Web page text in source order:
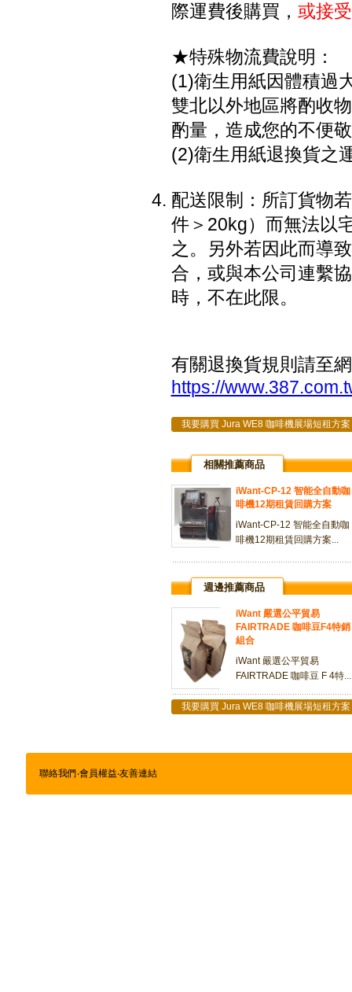
際運費後購買， 或接
★特殊物流費說明：
(1)衛生用紙因體積過
雙北以外地區將酌收
酌量，造成您的不便
(2)衛生用紙退換貨之
配送限制：所訂貨物
件＞20kg）而無法以
之。另外若因此而導
合，或與本公司連繫
時，不在此限。
有關退換貨規則請至
https://
我要購買 Jura WE8 咖啡機展場短租方案
相關推薦商品
iWant-CP-12 智能全自動咖
啡機12期租賃回購方案
iWant-CP-12 智能全自動咖
啡機12期租賃回購方案...
週邊推薦商品
iWant 嚴選公平貿易
FAIRTRADE 咖啡豆F4特銷
組合
iWant 嚴選公平貿易
FAIRTRADE 咖啡豆 F 4特...
我要購買 Jura WE8 咖啡機展場短租方案
聯絡我們 ‧會員權益‧友善連結